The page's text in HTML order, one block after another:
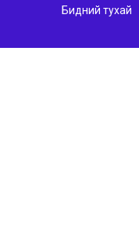
Бидний тухай